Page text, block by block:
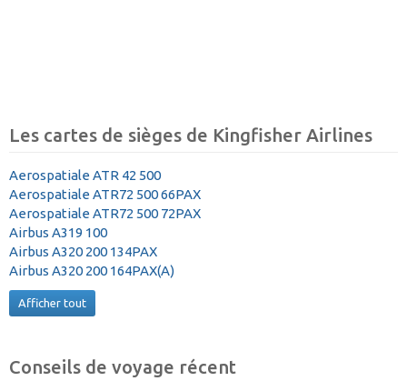
Les cartes de sièges de Kingfisher Airlines
Aerospatiale ATR 42 500
Aerospatiale ATR72 500 66PAX
Aerospatiale ATR72 500 72PAX
Airbus A319 100
Airbus A320 200 134PAX
Airbus A320 200 164PAX(A)
Afficher tout
Conseils de voyage récent